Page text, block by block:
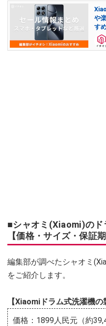
や
す
■シャオミ(Xiaomi)のド
【価格・サイズ・保証
編集部が調べたシャオミ
をご紹介します。
【Xiaomiドラム式洗濯機
価格：1899人民元（約